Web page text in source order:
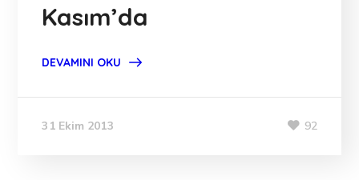
Kasım’da
DEVAMINI OKU
31 Ekim 2013 92